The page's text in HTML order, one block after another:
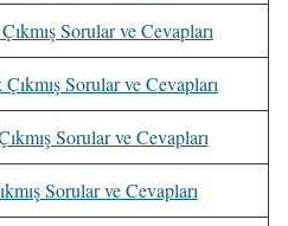
Sorular ve Cevapları
Sorular ve Cevapları
Sorular ve Cevapları
Sorular ve Cevapları